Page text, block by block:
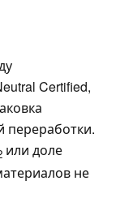
Certified,
переработки.
или доле
не